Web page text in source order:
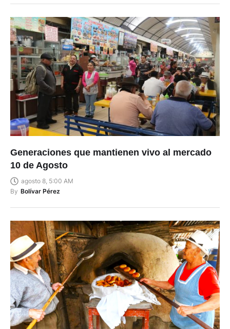
Generaciones que mantienen vivo al mercado
10 de Agosto
agosto 8, 5:00 AM
By Bolívar Pérez